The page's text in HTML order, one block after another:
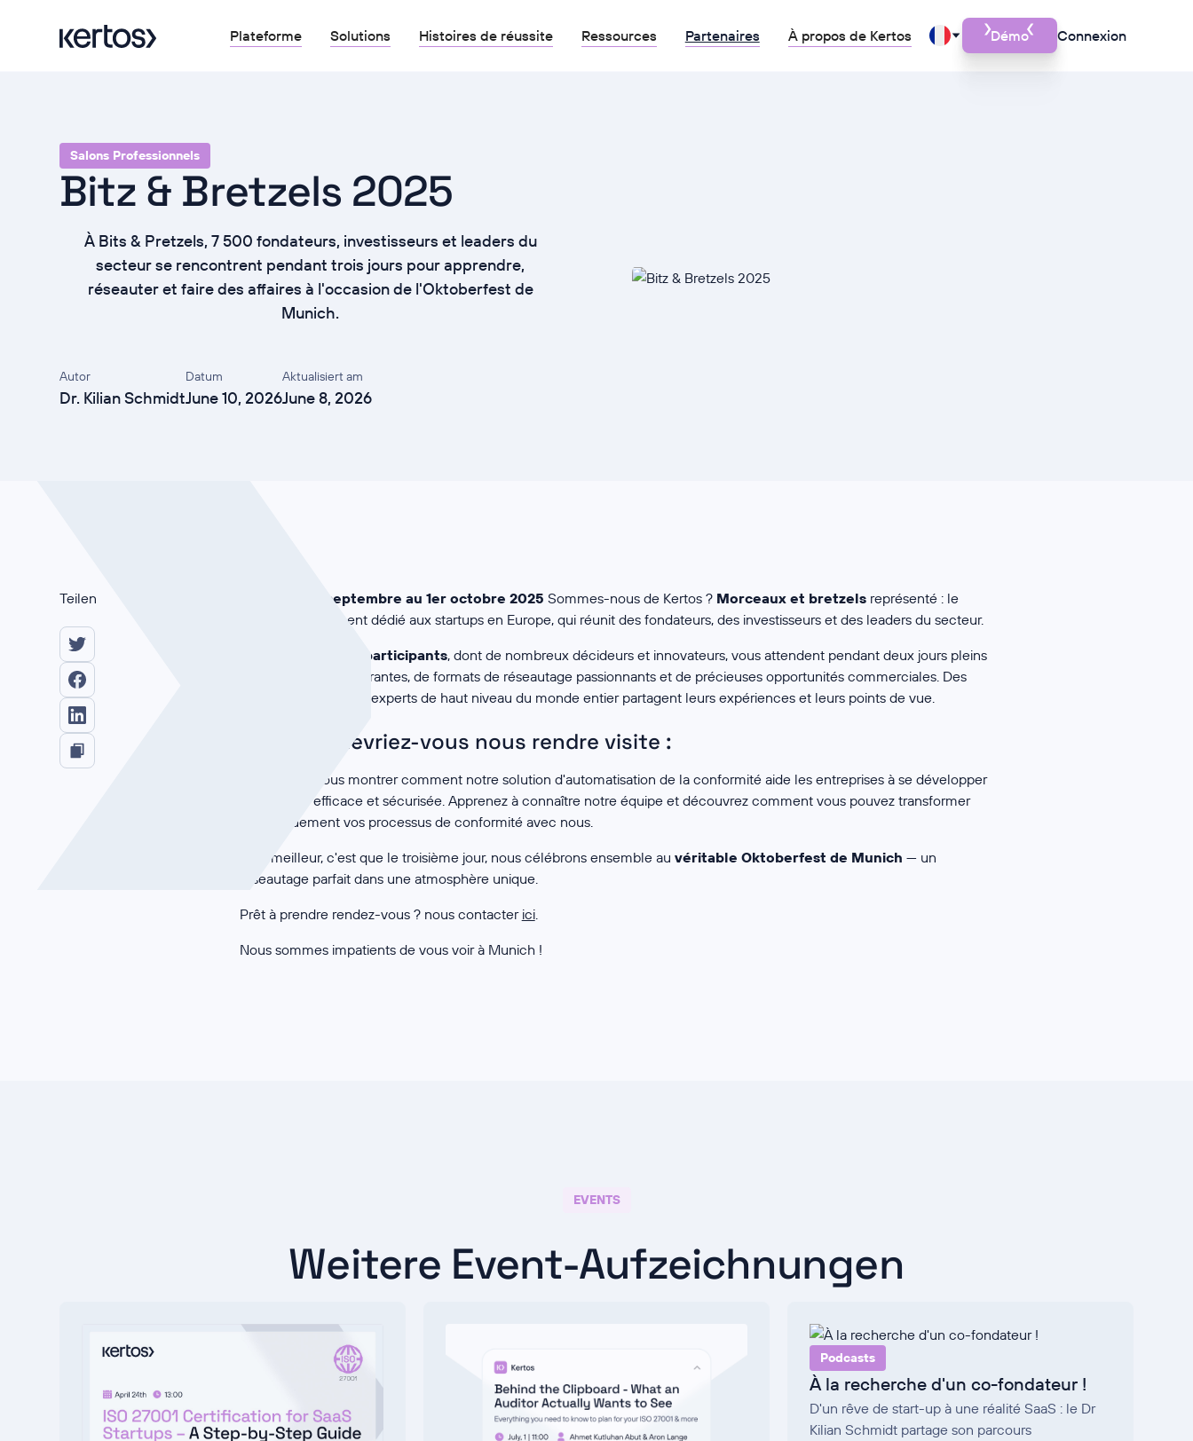
Plateforme Solutions Histoires de réussite Ressources Partenaires À propos de Kertos Démo Connexion
Salons Professionnels
Bitz & Bretzels 2025
À Bits & Pretzels, 7 500 fondateurs, investisseurs et leaders du
secteur se rencontrent pendant trois jours pour apprendre,
réseauter et faire des affaires à l'occasion de l'Oktoberfest de
Munich.
Autor
Dr. Kilian Schmidt
Datum
June 10, 2026
Aktualisiert am
June 8, 2026
Teilen 29 septembre au 1er octobre 2025 Sommes-nous de Kertos ? Morceaux et bretzelsreprésenté : le
principal événement dédié aux startups en Europe, qui réunit des fondateurs, des investisseurs et des leaders du secteur.
7 500 participants, dont de nombreux décideurs et innovateurs, vous attendent pendant deux jours pleins
de conférences inspirantes, de formats de réseautage passionnants et de précieuses opportunités commerciales. Des
conférenciers et des experts de haut niveau du monde entier partagent leurs expériences et leurs points de vue.
Pourquoi devriez-vous nous rendre visite :
Nous allons vous montrer comment notre solution d'automatisation de la conformité aide les entreprises à se développer
de manière efficace et sécurisée. Apprenez à connaître notre équipe et découvrez comment vous pouvez transformer
numériquement vos processus de conformité avec nous.
Et le meilleur, c'est que le troisième jour, nous célébrons ensemble au véritable Oktoberfest de Munich — un
réseautage parfait dans une atmosphère unique.
Prêt à prendre rendez-vous ? nous contacter ici.
Nous sommes impatients de vous voir à Munich !
EVENTS
Weitere Event-Aufzeichnungen
Podcasts
À la recherche d'un co-fondateur !
D'un rêve de start-up à une réalité SaaS : le Dr
Kilian Schmidt partage son parcours